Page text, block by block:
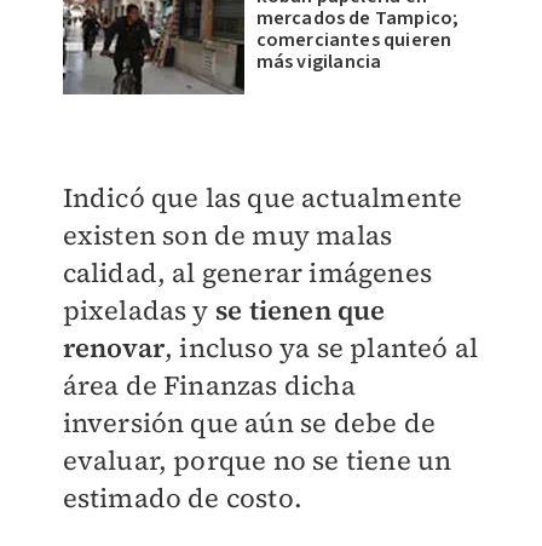
mercados de Tampico;
comerciantes quieren
más vigilancia
Indicó que las que actualmente
existen son de muy malas
calidad, al generar imágenes
pixeladas y se tienen que
renovar, incluso ya se planteó al
área de Finanzas dicha
inversión que aún se debe de
evaluar, porque no se tiene un
estimado de costo.